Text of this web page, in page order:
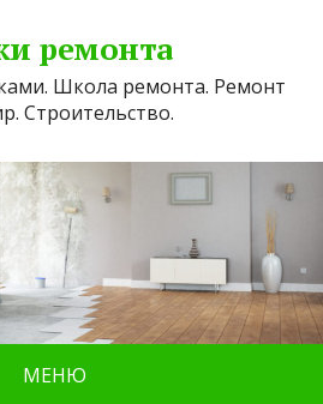
ремонта
Школа ремонта. Ремонт
Строительство.
МЕНЮ